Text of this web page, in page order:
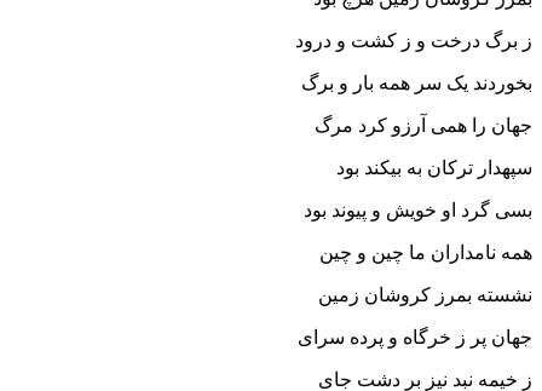
ز برگ درخت و ز کشت و درود
بخوردند یک سر همه بار و برگ
جهان را همى آرزو کرد مرگ‏
سپهدار ترکان به بیکند بود
بسى گرد او خویش و پیوند بود
همه نامداران ما چین و چین
نشسته بمرز کروشان زمین‏
جهان پر ز خرگاه و پرده سراى
ز خیمه نبد نیز بر دشت جاى‏